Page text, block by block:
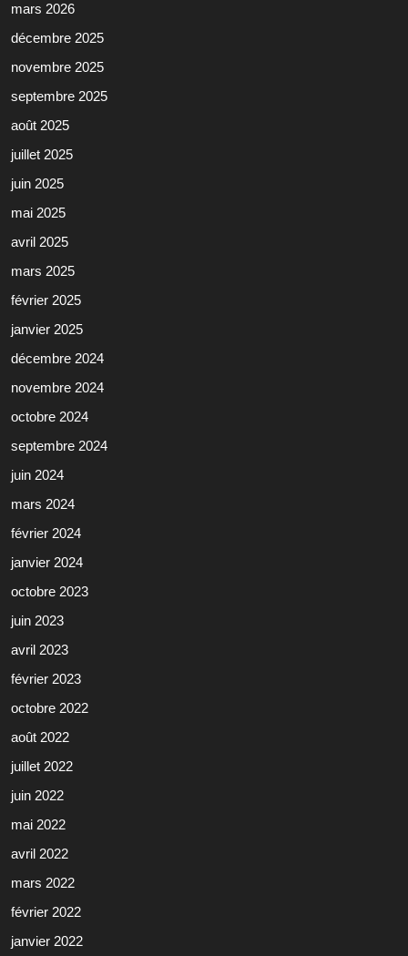
mars 2026
décembre 2025
novembre 2025
septembre 2025
août 2025
juillet 2025
juin 2025
mai 2025
avril 2025
mars 2025
février 2025
janvier 2025
décembre 2024
novembre 2024
octobre 2024
septembre 2024
juin 2024
mars 2024
février 2024
janvier 2024
octobre 2023
juin 2023
avril 2023
février 2023
octobre 2022
août 2022
juillet 2022
juin 2022
mai 2022
avril 2022
mars 2022
février 2022
janvier 2022